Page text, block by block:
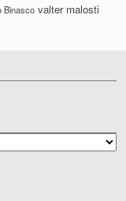
Binasco valter malosti